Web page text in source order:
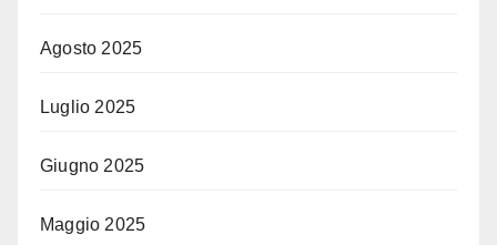
Agosto 2025
Luglio 2025
Giugno 2025
Maggio 2025